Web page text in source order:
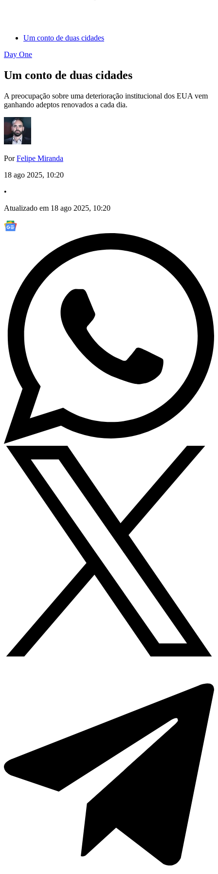
Um conto de duas cidades
Day One
Um conto de duas cidades
A preocupação sobre uma deterioração institucional dos EUA vem
ganhando adeptos renovados a cada dia.
PorFelipe Miranda
18 ago 2025, 10:20
•
Atualizado em 18 ago 2025, 10:20